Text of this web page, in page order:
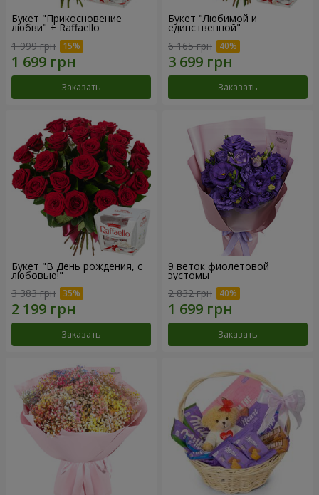
Букет "Прикосновение
любви" + Raffaello
1 999 грн
Заказать
Букет "Любимой и
единственной"
6 165 грн
Заказать
Букет "В День рождения, с
любовью!"
3 383 грн
Заказать
9 веток фиолетовой
эустомы
2 832 грн
Заказать